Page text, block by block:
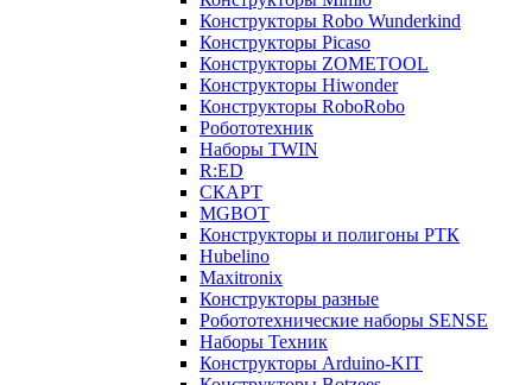
Конструкторы Robo Wunderkind
Конструкторы Picaso
Конструкторы ZOMETOOL
Конструкторы Hiwonder
Конструкторы RoboRobo
Робототехник
Наборы TWIN
R:ED
СКАРТ
MGBOT
Конструкторы и полигоны РТК
Hubelino
Maxitronix
Конструкторы разные
Робототехнические наборы SENSE
Наборы Техник
Конструкторы Arduino-KIT